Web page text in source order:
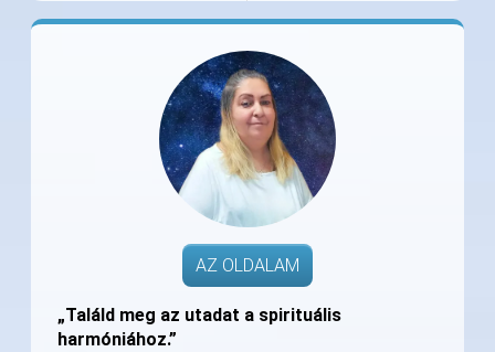
AZ OLDALAM
„Találd meg az utadat a spirituális
harmóniához.”